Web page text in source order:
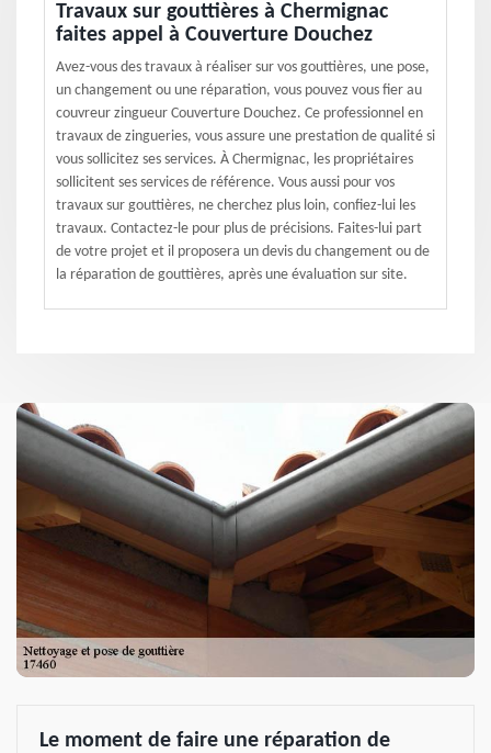
Travaux sur gouttières à Chermignac
faites appel à Couverture Douchez
Avez-vous des travaux à réaliser sur vos gouttières, une pose,
un changement ou une réparation, vous pouvez vous fier au
couvreur zingueur Couverture Douchez. Ce professionnel en
travaux de zingueries, vous assure une prestation de qualité si
vous sollicitez ses services. À Chermignac, les propriétaires
sollicitent ses services de référence. Vous aussi pour vos
travaux sur gouttières, ne cherchez plus loin, confiez-lui les
travaux. Contactez-le pour plus de précisions. Faites-lui part
de votre projet et il proposera un devis du changement ou de
la réparation de gouttières, après une évaluation sur site.
Le moment de faire une réparation de